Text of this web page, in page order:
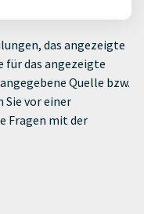
das angezeigte
für das angezeigte
Quelle bzw.
vor einer
Fragen mit der